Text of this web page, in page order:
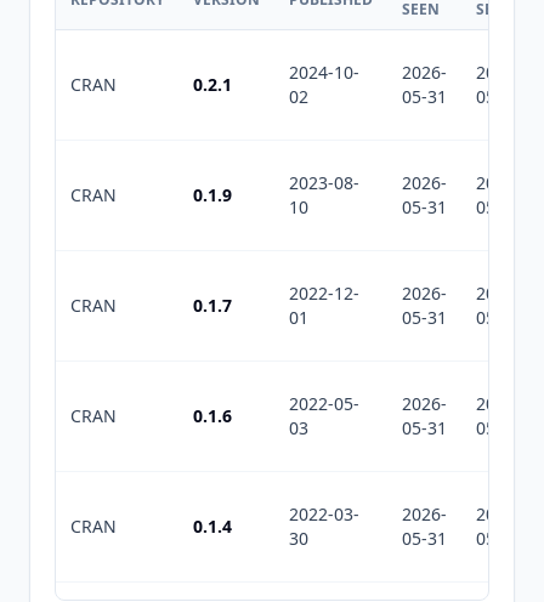
SEEN
SEEN
CRAN 0.2.1
2024-10-
02
2026-
05-31
2026-
05-31
CRAN 0.1.9
2023-08-
10
2026-
05-31
2026-
05-31
CRAN 0.1.7
2022-12-
01
2026-
05-31
2026-
05-31
CRAN 0.1.6
2022-05-
03
2026-
05-31
2026-
05-31
CRAN 0.1.4
2022-03-
30
2026-
05-31
2026-
05-31